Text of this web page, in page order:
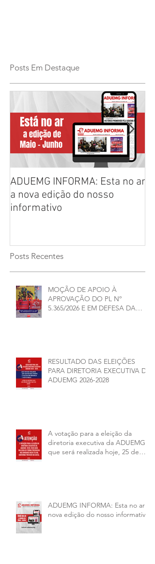
Posts Em Destaque
ADUEMG INFORMA: Esta no ar
a nova edição do nosso
informativo
Posts Recentes
MOÇÃO DE APOIO À
APROVAÇÃO DO PL Nº
5.365/2026 E EM DEFESA DA
RESULTADO DAS ELEIÇÕES
PARA DIRETORIA EXECUTIVA DA
ADUEMG 2026-2028
A votação para a eleição da
diretoria executiva da ADUEMG
que será realizada hoje, 25 de
ADUEMG INFORMA: Esta no ar a
nova edição do nosso informativo